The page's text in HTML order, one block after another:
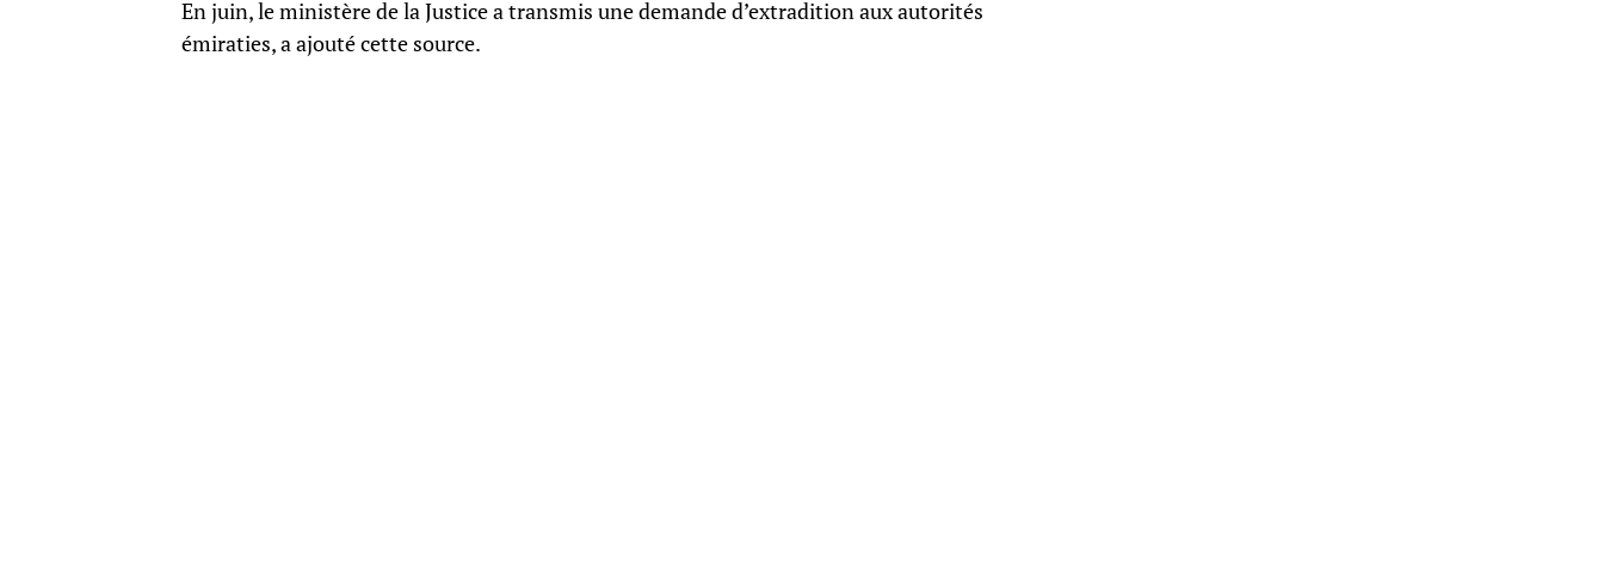
En juin, le ministère de la Justice a transmis une demande d’extradition aux autorités
émiraties, a ajouté cette source.